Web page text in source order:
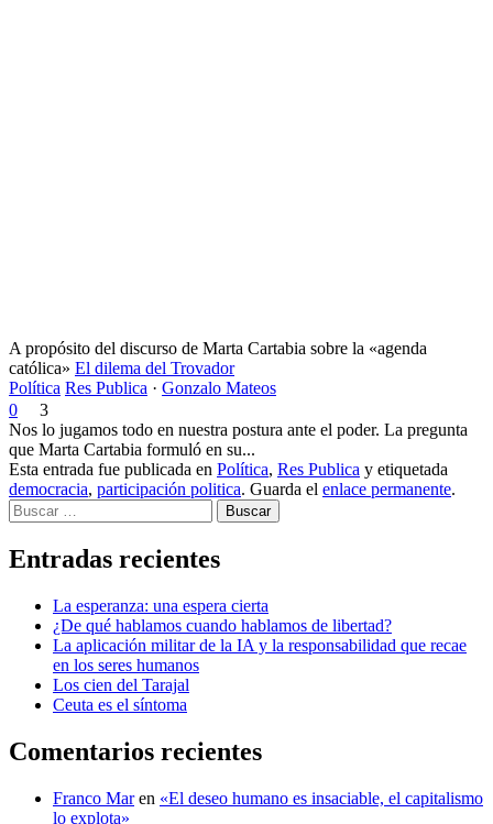
A propósito del discurso de Marta Cartabia sobre la «agenda
católica» El dilema del Trovador
Política Res Publica · Gonzalo Mateos
0
3
Nos lo jugamos todo en nuestra postura ante el poder. La pregunta
que Marta Cartabia formuló en su...
Esta entrada fue publicada en Política, Res Publica y etiquetada
democracia, participación politica. Guarda el enlace permanente.
Buscar
Entradas recientes
La esperanza: una espera cierta
¿De qué hablamos cuando hablamos de libertad?
La aplicación militar de la IA y la responsabilidad que recae
en los seres humanos
Los cien del Tarajal
Ceuta es el síntoma
Comentarios recientes
Franco Maren «El deseo humano es insaciable, el capitalismo
lo explota»